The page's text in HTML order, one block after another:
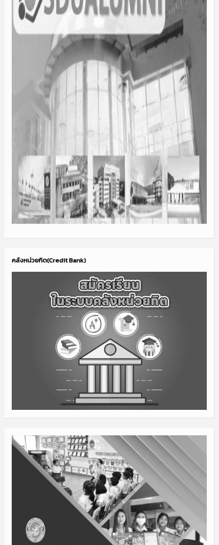
คลังหน่วยกิต(Credit Bank)